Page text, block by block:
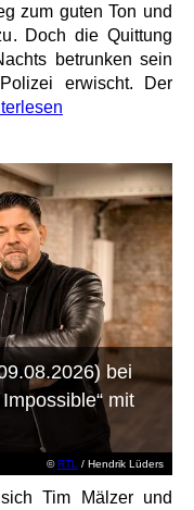
zum guten Ton und
Doch die Quittung
betrunken sein
erwischt. Der
©RTL / Hendrik Lüders
bei
mit
Tim Mälzer und